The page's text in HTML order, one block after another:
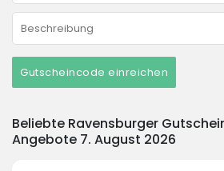
Gutscheincode einreichen
Beliebte Ravensburger
Angebote 7. August 2026